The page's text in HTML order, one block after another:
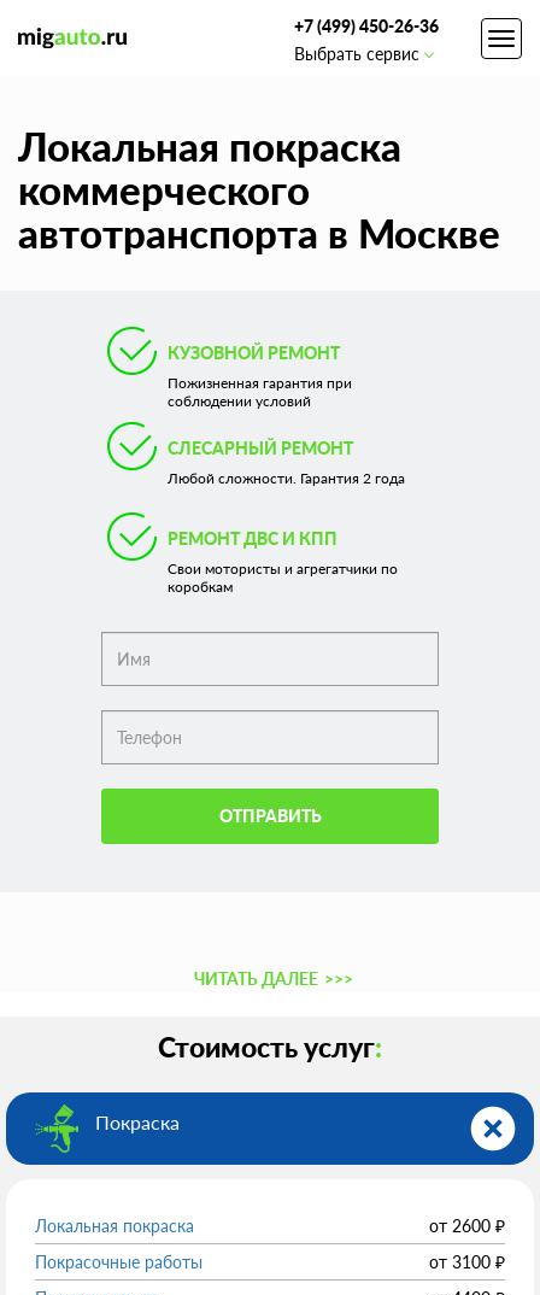
+7 (499) 450-26-36
Выбрать сервис
Локальная покраска
коммерческого
автотранспорта в Москве
КУЗОВНОЙ РЕМОНТ
Пожизненная гарантия при
соблюдении условий
СЛЕСАРНЫЙ РЕМОНТ
Любой сложности. Гарантия 2 года
РЕМОНТ ДВС И КПП
Свои мотористы и агрегатчики по
коробкам
ОТПРАВИТЬ
ЧИТАТЬ ДАЛЕЕ >>>
Стоимость услуг:
Покраска
Локальная покраска от 2600 ₽
Покрасочные работы
от 3100 ₽